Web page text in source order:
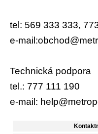
tel: 569 333 333,
e-
Technická podpora
tel.: 777 111 190
e-mail: